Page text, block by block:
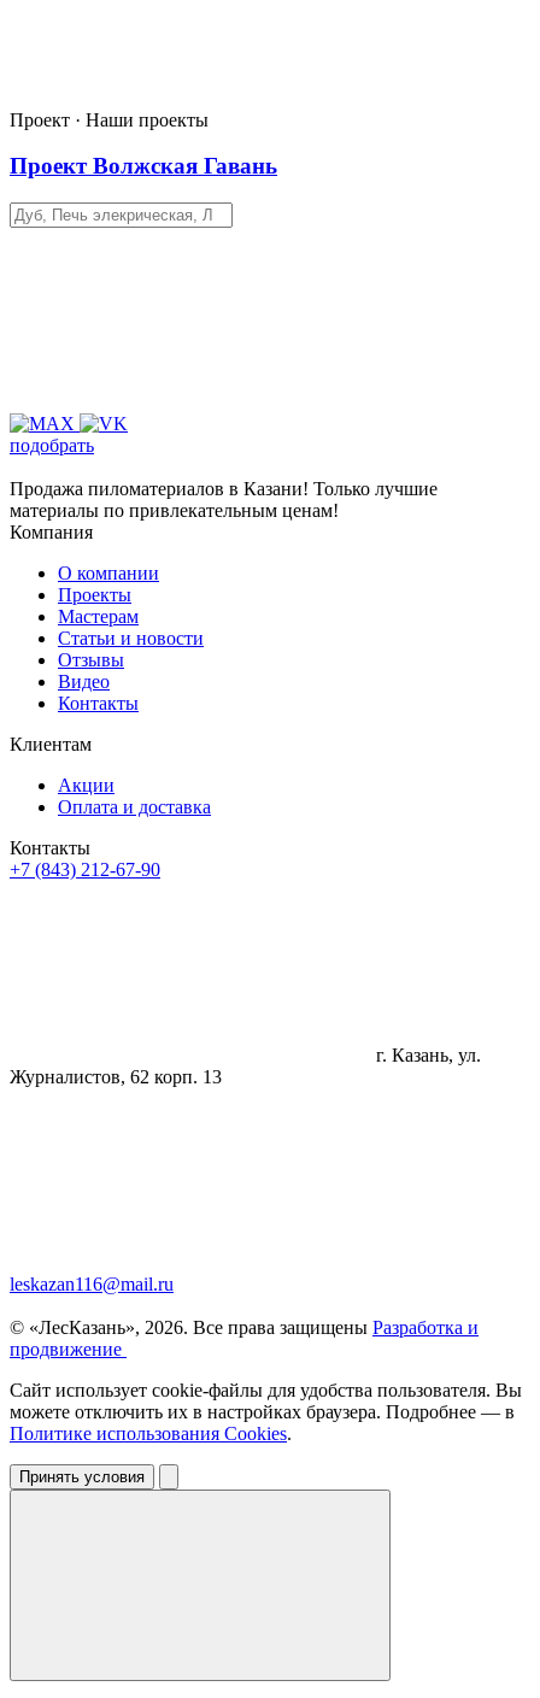
Проект · Наши проекты
Проект Волжская Гавань
подобрать
Продажа пиломатериалов в Казани! Только лучшие
материалы по привлекательным ценам!
Компания
О компании
Проекты
Мастерам
Статьи и новости
Отзывы
Видео
Контакты
Клиентам
Акции
Оплата и доставка
Контакты
+7 (843) 212-67-90
г. Казань, ул.
Журналистов, 62 корп. 13
leskazan116@mail.ru
© «ЛесКазань», 2026. Все права защищены Разработка и
продвижение
Сайт использует cookie-файлы для удобства пользователя. Вы
можете отключить их в настройках браузера. Подробнее — в
Политике использования Cookies.
Принять условия